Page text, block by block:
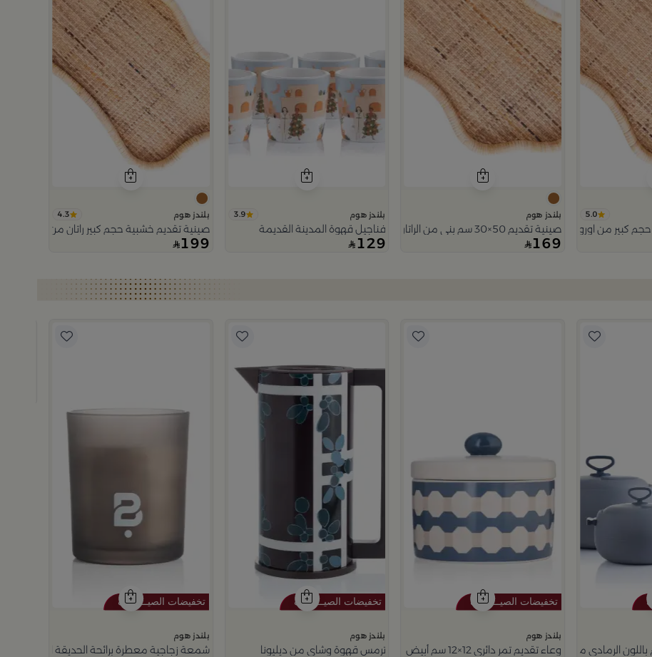
5.0
كبير من اورورا
بلندز هوم
صينية تقديم 50×30 سم بني من الراتان والخشب بتصميم طبيعي من أورورا
169
بلندز هوم 3.9
فناجيل قهوة المدينة القديمة
129
بلندز هوم 4.3
صينية تقديم خشبية حجم كبير راتان من اورورا
199
الرمادي من أزوريا
بلندز هوم
وعاء تقديم تمر دائري 12×12 سم أبيض وأزرق من الخزف الحجري بغطاء من أزوريا
بلندز هوم
ترمس قهوة وشاي من ديليونا
بلندز هوم
شمعة زجاجية معطرة برائحة الحديقة الصيفية 150 غرام